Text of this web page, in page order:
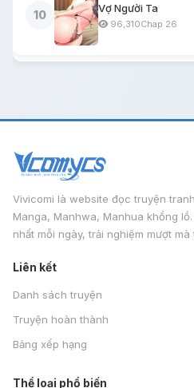
10
Vợ Người Ta
96,310Chap 26
Vivicomi là website đọc truyện
Manga, Manhwa, Manhua khổng
nhất mỗi ngày, trải nghiệm mượt mà
Liên kết
Danh sách truyện
Truyện hoàn thành
Bảng xếp hạng
Thể loại phổ biến